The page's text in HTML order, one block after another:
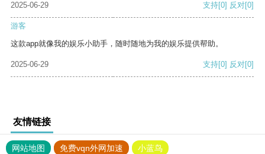
2025-06-29 支持[0] 反对[0]
游客
这款app就像我的娱乐小助手，随时随地为我的娱乐提供帮助。
2025-06-29 支持[0] 反对[0]
友情链接
网站地图 免费vqn外网加速
小蓝鸟